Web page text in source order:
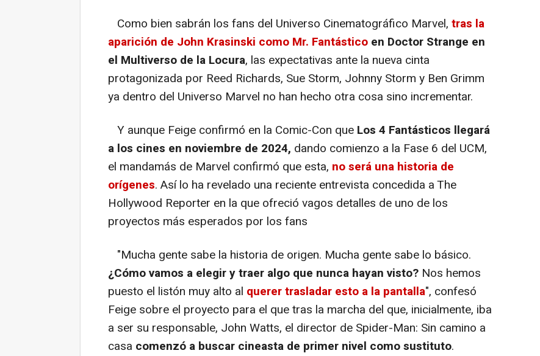
Como bien sabrán los fans del Universo Cinematográfico Marvel, tras la
aparición de John Krasinski como Mr. Fantástico en Doctor Strange en
el Multiverso de la Locura, las expectativas ante la nueva cinta
protagonizada por Reed Richards, Sue Storm, Johnny Storm y Ben Grimm
ya dentro del Universo Marvel no han hecho otra cosa sino incrementar.
Y aunque Feige confirmó en la Comic-Con que Los 4 Fantásticos llegará
a los cines en noviembre de 2024, dando comienzo a la Fase 6 del UCM,
el mandamás de Marvel confirmó que esta, no será una historia de
orígenes. Así lo ha revelado una reciente entrevista concedida a The
Hollywood Reporter en la que ofreció vagos detalles de uno de los
proyectos más esperados por los fans
"Mucha gente sabe la historia de origen. Mucha gente sabe lo básico.
¿Cómo vamos a elegir y traer algo que nunca hayan visto? Nos hemos
puesto el listón muy alto al querer trasladar esto a la pantalla", confesó
Feige sobre el proyecto para el que tras la marcha del que, inicialmente, iba
a ser su responsable, John Watts, el director de Spider-Man: Sin camino a
casa comenzó a buscar cineasta de primer nivel como sustituto.